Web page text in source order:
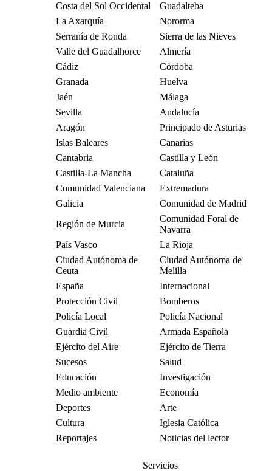
Costa del Sol Occidental
Guadalteba
La Axarquía
Nororma
Serranía de Ronda
Sierra de las Nieves
Valle del Guadalhorce
Almería
Cádiz
Córdoba
Granada
Huelva
Jaén
Málaga
Sevilla
Andalucía
Aragón
Principado de Asturias
Islas Baleares
Canarias
Cantabria
Castilla y León
Castilla-La Mancha
Cataluña
Comunidad Valenciana
Extremadura
Galicia
Comunidad de Madrid
Región de Murcia
Comunidad Foral de
Navarra
País Vasco
La Rioja
Ciudad Autónoma de
Ceuta
Ciudad Autónoma de
Melilla
España
Internacional
Protección Civil
Bomberos
Policía Local
Policía Nacional
Guardia Civil
Armada Española
Ejército del Aire
Ejército de Tierra
Sucesos
Salud
Educación
Investigación
Medio ambiente
Economía
Deportes
Arte
Cultura
Iglesia Católica
Reportajes
Noticias del lector
Servicios